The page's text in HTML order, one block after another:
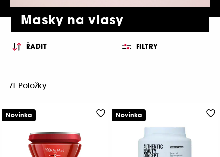
Masky na vlasy
ŘADIT FILTRY
71 Položky
Novinka Novinka